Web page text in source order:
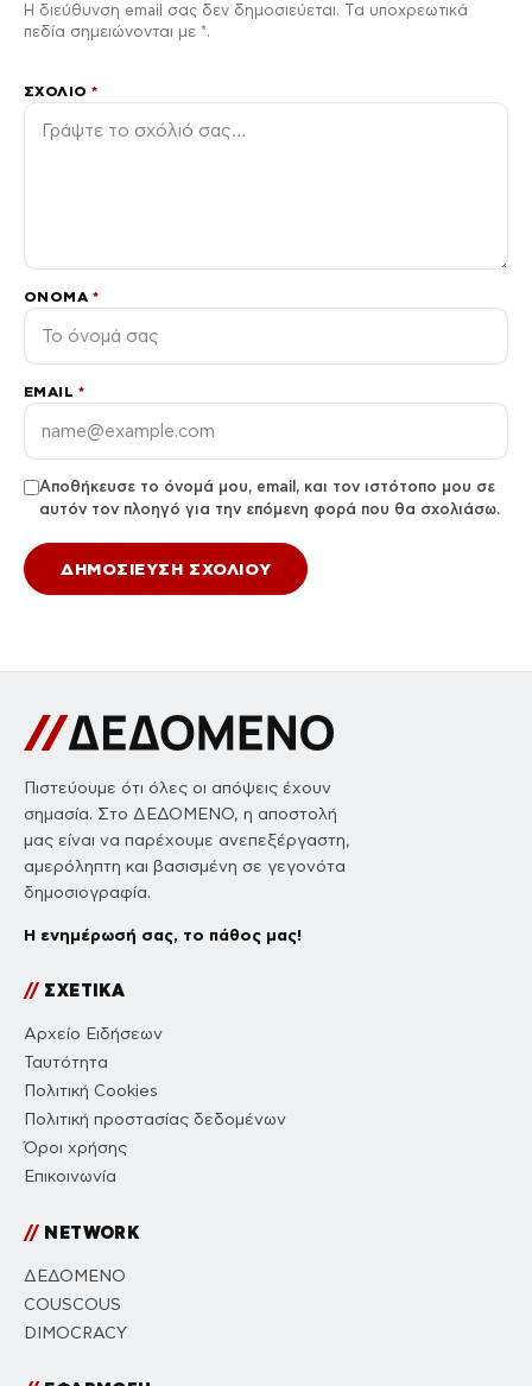
Η διεύθυνση email σας δεν δημοσιεύεται. Τα υποχρεωτικά
πεδία σημειώνονται με *.
ΣΧΌΛΙΟ*
ΌΝΟΜΑ *
EMAIL *
Αποθήκευσε το όνομά μου, email, και τον ιστότοπο μου σε
αυτόν τον πλοηγό για την επόμενη φορά που θα σχολιάσω.
Πιστεύουμε ότι όλες οι απόψεις έχουν
σημασία. Στο ΔΕΔΟΜΕΝΟ, η αποστολή
μας είναι να παρέχουμε ανεπεξέργαστη,
αμερόληπτη και βασισμένη σε γεγονότα
δημοσιογραφία.
Η ενημέρωσή σας, το πάθος μας!
//ΣΧΕΤΙΚΑ
Αρχείο Ειδήσεων
Ταυτότητα
Πολιτική Cookies
Πολιτική προστασίας δεδομένων
Όροι χρήσης
Επικοινωνία
//NETWORK
ΔΕΔΟΜΕΝΟ
COUSCOUS
DIMOCRACY